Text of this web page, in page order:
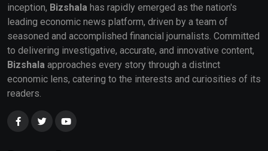
inception, Bizshala has rapidly emerged as the nation's
leading economic news platform, driven by a team of
seasoned and accomplished financial journalists. Committed
to delivering investigative, accurate, and innovative content,
Bizshala approaches every story through a distinct
economic lens, catering to the interests and curiosities of its
readers.